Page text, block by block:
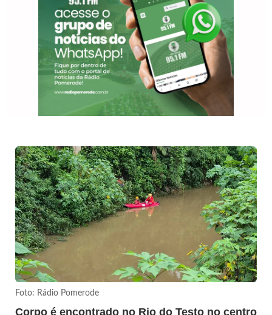
Foto: Rádio Pomerode
Corpo é encontrado no Rio do Testo no centro